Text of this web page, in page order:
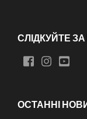
СЛІДКУЙТЕ
ОСТАННІ